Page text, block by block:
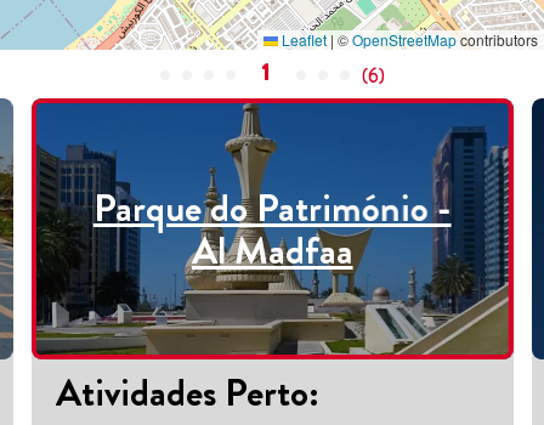
Leaflet | ©OpenStreetMapcontributors
1 (6)
Parque do Património -
Al Madfaa
Atividades Perto: